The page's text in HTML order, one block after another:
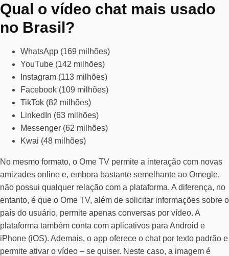
Qual o vídeo chat mais usado
no Brasil?
WhatsApp (169 milhões)
YouTube (142 milhões)
Instagram (113 milhões)
Facebook (109 milhões)
TikTok (82 milhões)
LinkedIn (63 milhões)
Messenger (62 milhões)
Kwai (48 milhões)
No mesmo formato, o Ome TV permite a interação com novas
amizades online e, embora bastante semelhante ao Omegle,
não possui qualquer relação com a plataforma. A diferença, no
entanto, é que o Ome TV, além de solicitar informações sobre o
país do usuário, permite apenas conversas por vídeo. A
plataforma também conta com aplicativos para Android e
iPhone (iOS). Ademais, o app oferece o chat por texto padrão e
permite ativar o vídeo – se quiser. Neste caso, a imagem é